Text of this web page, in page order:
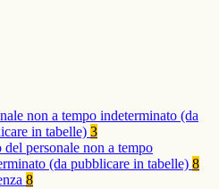
non a tempo indeterminato (da
in tabelle) 3
del personale non a tempo
(da pubblicare in tabelle) 8
8